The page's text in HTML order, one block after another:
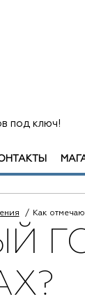
под ключ!
Как